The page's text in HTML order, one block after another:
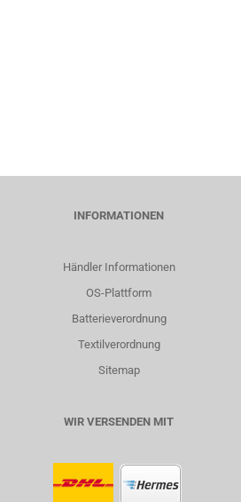
INFORMATIONEN
Händler Informationen
OS-Plattform
Batterieverordnung
Textilverordnung
Sitemap
WIR VERSENDEN MIT